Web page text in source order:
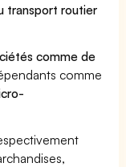
transport routier
comme de
comme